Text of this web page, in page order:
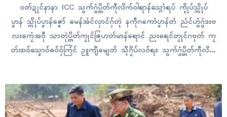
ဝတ်ဍုၚ်နာနာ ICC သွက်ဂွံပ္တိတ်ကဵုလိက်ဝါရာန်သ္ဂောံရပ် က္ဍိုပ်သ္ကိုပ်
ပၞာန် သ္ကိုပ်ပၞာန်ဇၞော် မေန်အံၚ်လှာၚ်ဂှ်တုဲ နကဵုဂကောံပၞာန်တံ ညံၚ်ဟွံဂွံဒးဗ
လးကၠေံအဝဵု သာတုဲပ္တိတ်ကၠုၚ်ဇြဟတ်မာန်ရောၚ် ညးရေၚ်တၠုၚ်ဂဗုတ် ကၠ
တ်ထဝ်သၞောဝ်ဓဝ်ဝှ်ကြံၚ် ဥူကျဳမျေတ် သ္ၚဳဂၠိပ်လဝ်ရ။ သွက်ဂွံပ္တိတ်ကဵုလိက်
ဍုၚ်နေဝ်တာလာန်ဂှ် အာတ်ပ္တိုန်ထ္ၜးလဝ် ဇရေၚ်နာဲဗ္စာရုၚ်သၞောဝ်ဓဝ်ဂမၠိုၚ်
ရ။ က္ဍိုပ်သ္ကိုပ်ပၞာန် မေန်အံၚ်လှာၚ်ဝွံ…